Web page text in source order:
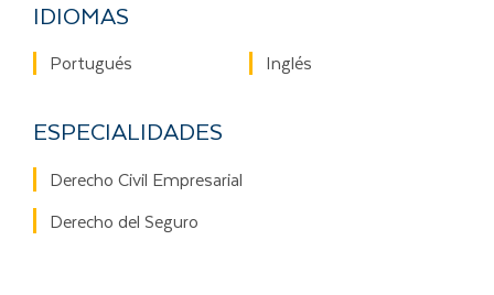
IDIOMAS
Portugués Inglés
ESPECIALIDADES
Derecho Civil Empresarial
Derecho del Seguro